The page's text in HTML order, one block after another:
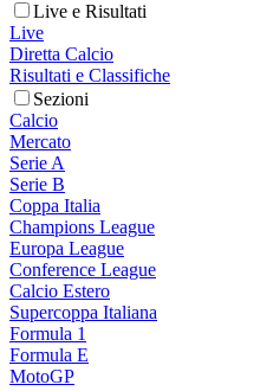
Live e Risultati
Live
Diretta Calcio
Risultati e Classifiche
Sezioni
Calcio
Mercato
Serie A
Serie B
Coppa Italia
Champions League
Europa League
Conference League
Calcio Estero
Supercoppa Italiana
Formula 1
Formula E
MotoGP